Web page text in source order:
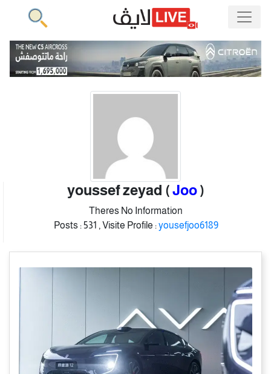
youssef zeyad (Joo)
Theres No Information
Posts :531 ,Visite Profile :yousefjoo6189